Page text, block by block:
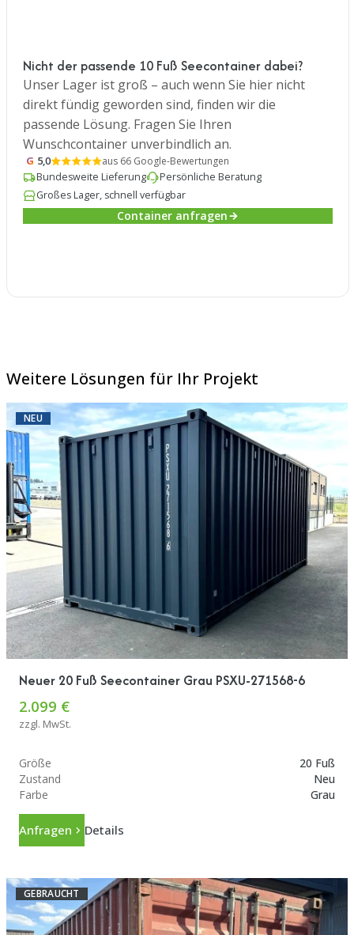
Nicht der passende 10 Fuß Seecontainer dabei?
Unser Lager ist groß – auch wenn Sie hier nicht
direkt fündig geworden sind, finden wir die
passende Lösung. Fragen Sie Ihren
Wunschcontainer unverbindlich an.
G 5,0
aus 66 Google-Bewertungen
Bundesweite Lieferung
Persönliche Beratung
Großes Lager, schnell verfügbar
Container anfragen
Weitere Lösungen für Ihr Projekt
NEU
Neuer 20 Fuß Seecontainer Grau PSXU-271568-6
2.099 €
zzgl. MwSt.
Größe
20 Fuß
Zustand
Neu
Farbe
Grau
Anfragen Details
GEBRAUCHT